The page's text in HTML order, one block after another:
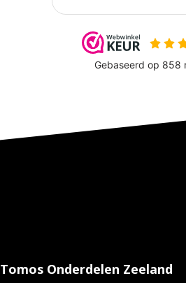
Tomos Onderdelen Zeeland